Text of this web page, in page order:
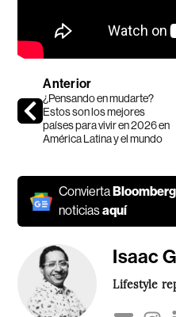
Anterior
¿Pensando en mudarte?
Estos son los mejores
países para vivir en 2026 en
América Latina y el mundo
Convierta
noticiasaquí
Isaac
Lifestyle